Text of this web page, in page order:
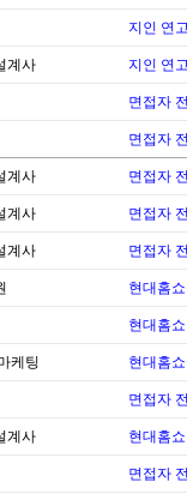
지인 연
계사 지인 연
면접자
면접자
계사 면접자
계사 면접자
계사 면접자
현대홈
현대홈
케팅 현대홈
면접자
계사 현대홈
면접자